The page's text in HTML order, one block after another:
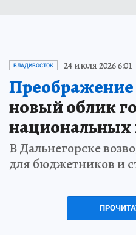
ВЛАДИВОСТОК 24 июля 2026 6:01
Преображение
новый облик
национальных
В Дальнегорске
для бюджетников и